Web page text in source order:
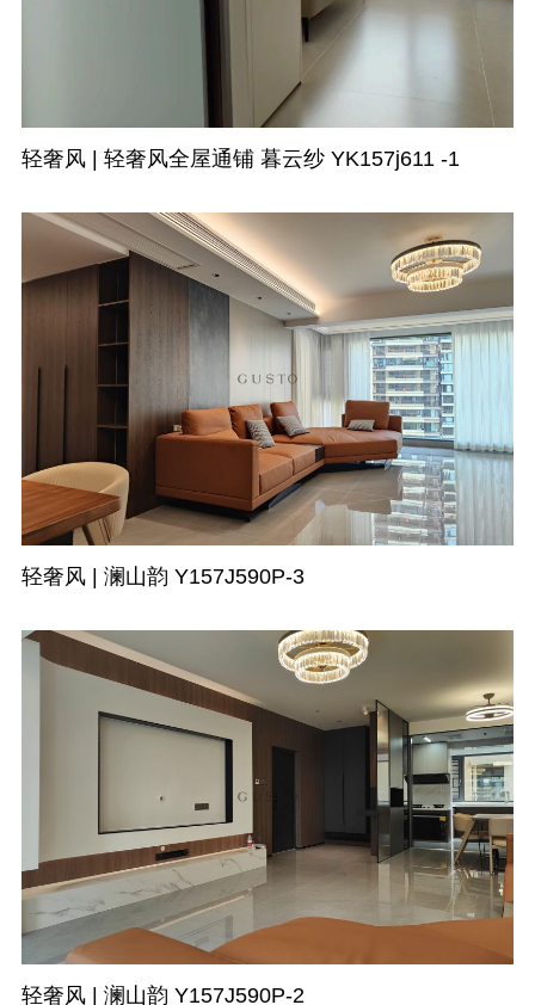
轻奢风 | 轻奢风全屋通铺 暮云纱 YK157j611 -1
轻奢风 | 澜山韵 Y157J590P-3
轻奢风 | 澜山韵 Y157J590P-2